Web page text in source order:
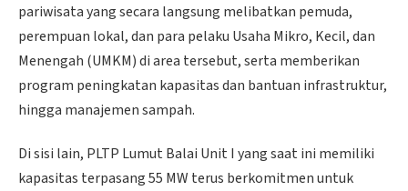
pariwisata yang secara langsung melibatkan pemuda,
perempuan lokal, dan para pelaku Usaha Mikro, Kecil, dan
Menengah (UMKM) di area tersebut, serta memberikan
program peningkatan kapasitas dan bantuan infrastruktur,
hingga manajemen sampah.
Di sisi lain, PLTP Lumut Balai Unit I yang saat ini memiliki
kapasitas terpasang 55 MW terus berkomitmen untuk